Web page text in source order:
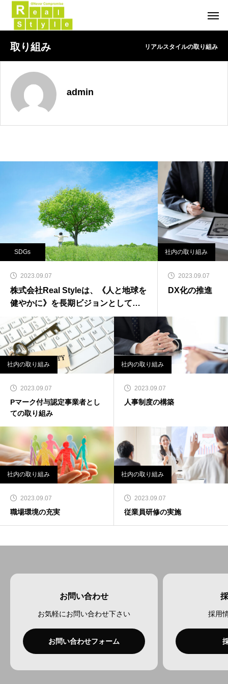
取り組み リアルスタイルの取り組み
admin
SDGs
2023.09.07
株式会社Real Styleは、《人と地球を
健やかに》を長期ビジョンとして
SDGsに取り組んで参ります。
社内の取り組み
2023.09.07
DX化の推進
社内の取り組み
2023.09.07
Pマーク付与認定事業者とし
ての取り組み
社内の取り組み
2023.09.07
人事制度の構築
社内の取り組み
2023.09.07
職場環境の充実
社内の取り組み
2023.09.07
従業員研修の実施
お問い合わせ
お気軽にお問い合わせ下さい
お問い合わせフォーム
採用